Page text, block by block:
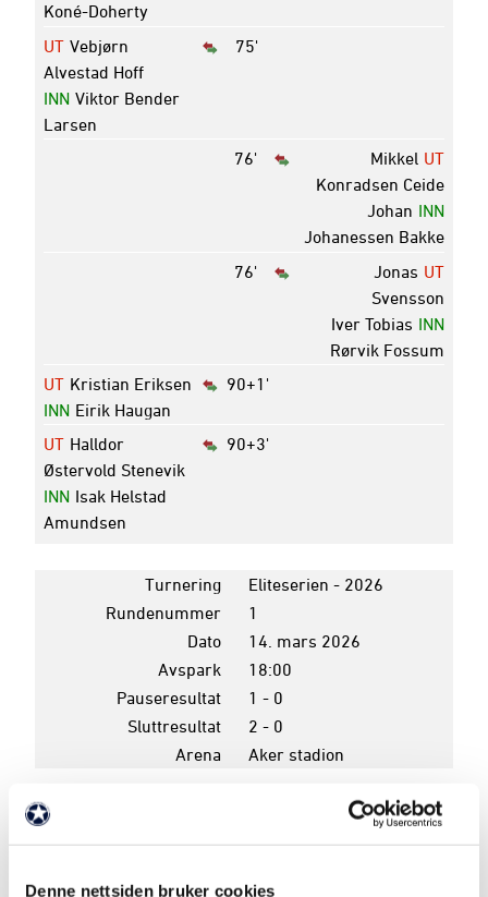
Denne nettsiden bruker cookies
Koné-Doherty
75'
UT Vebjørn
Alvestad Hoff
INN Viktor Bender
Larsen
76'
UT
Mikkel
Konradsen Ceide
INN
Johan
Johanessen Bakke
76'
UT
Jonas
Svensson
INN
Iver Tobias
Rørvik Fossum
90+1'
UT Kristian Eriksen
INN Eirik Haugan
90+3'
UT Halldor
Østervold Stenevik
INN Isak Helstad
Amundsen
Turnering
Eliteserien - 2026
Rundenummer
1
Dato
14. mars 2026
Avspark
18:00
Pauseresultat
1 - 0
Sluttresultat
2 - 0
Arena
Aker stadion
P